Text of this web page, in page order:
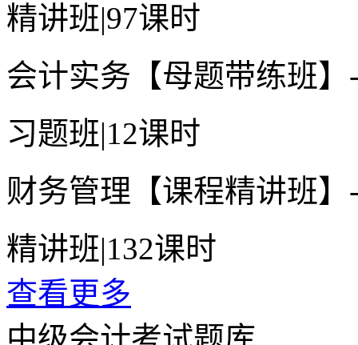
精讲班|97课时
会计实务【母题带练班
习题班|12课时
财务管理【课程精讲班】
精讲班|132课时
查看更多